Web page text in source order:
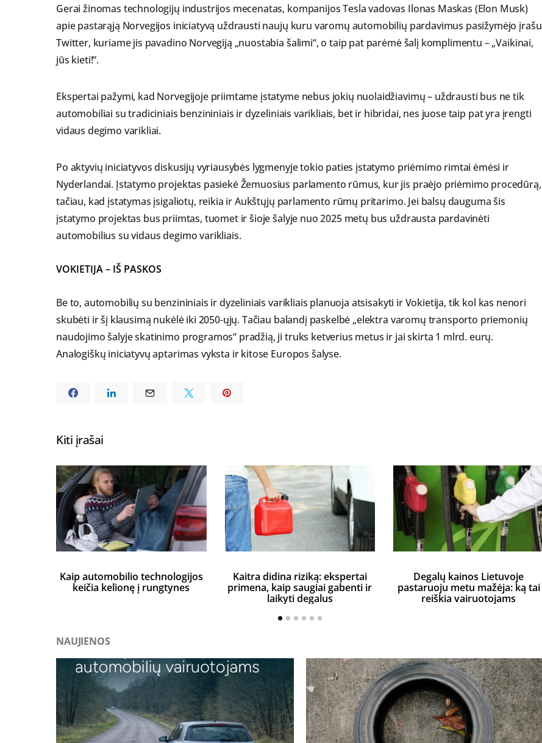
Gerai žinomas technologijų industrijos mecenatas, kompanijos Tesla vadovas Ilonas Maskas (Elon Musk)
apie pastarąją Norvegijos iniciatyvą uždrausti naujų kuru varomų automobilių pardavimus pasižymėjo įrašu
Twitter, kuriame jis pavadino Norvegiją „nuostabia šalimi“, o taip pat parėmė šalį komplimentu – „Vaikinai,
jūs kieti!“.
Ekspertai pažymi, kad Norvegijoje priimtame įstatyme nebus jokių nuolaidžiavimų – uždrausti bus ne tik
automobiliai su tradiciniais benzininiais ir dyzeliniais varikliais, bet ir hibridai, nes juose taip pat yra įrengti
vidaus degimo varikliai.
Po aktyvių iniciatyvos diskusijų vyriausybės lygmenyje tokio paties įstatymo priėmimo rimtai ėmėsi ir
Nyderlandai. Įstatymo projektas pasiekė Žemuosius parlamento rūmus, kur jis praėjo priėmimo procedūrą,
tačiau, kad įstatymas įsigaliotų, reikia ir Aukštųjų parlamento rūmų pritarimo. Jei balsų dauguma šis
įstatymo projektas bus priimtas, tuomet ir šioje šalyje nuo 2025 metų bus uždrausta pardavinėti
automobilius su vidaus degimo varikliais.
VOKIETIJA – IŠ PASKOS
Be to, automobilių su benzininiais ir dyzeliniais varikliais planuoja atsisakyti ir Vokietija, tik kol kas nenori
skubėti ir šį klausimą nukėlė iki 2050-ųjų. Tačiau balandį paskelbė „elektra varomų transporto priemonių
naudojimo šalyje skatinimo programos“ pradžią, ji truks ketverius metus ir jai skirta 1 mlrd. eurų.
Analogiškų iniciatyvų aptarimas vyksta ir kitose Europos šalyse.
Kiti įrašai
Kaip automobilio technologijos
keičia kelionę į rungtynes
Kaitra didina riziką: ekspertai
primena, kaip saugiai gabenti ir
laikyti degalus
Degalų kainos Lietuvoje
pastaruoju metu mažėja: ką tai
reiškia vairuotojams
NAUJIENOS